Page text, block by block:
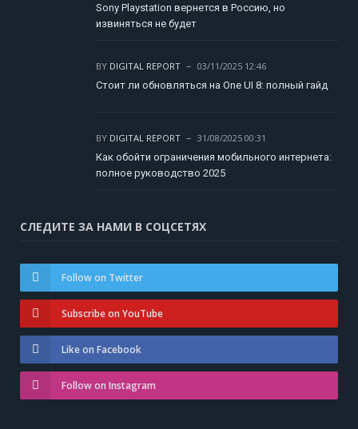
Sony Playstation вернется в Россию, но
извиняться не будет
BY DIGITAL REPORT
03/11/2025 12:46
Стоит ли обновляться на One UI 8: полный гайд
BY DIGITAL REPORT
31/08/2025 00:31
Как обойти ограничения мобильного интернета:
полное руководство 2025
СЛЕДИТЕ ЗА НАМИ В СОЦСЕТЯХ
Follow on Twitter
Subscribe on YouTube
Like on Facebook
Follow on Instagram